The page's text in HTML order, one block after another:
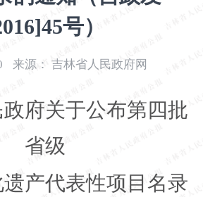
号）
来源： 吉林省人民政府网
府关于公布第四批
省级
产代表性项目名录